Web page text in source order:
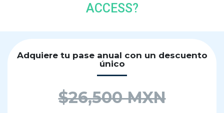
ACCESS?
Adquiere tu pase anual con un descuento
único
$26,500 MXN